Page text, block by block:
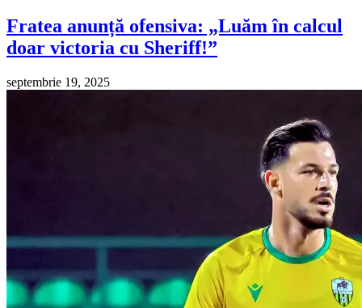
Fratea anunță ofensiva: „Luăm în calcul
doar victoria cu Sheriff!”
septembrie 19, 2025